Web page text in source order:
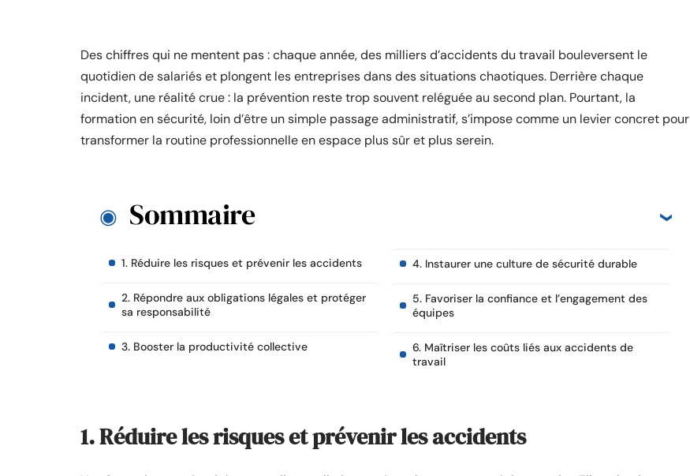
Des chiffres qui ne mentent pas : chaque année, des milliers d’accidents du travail bouleversent le
quotidien de salariés et plongent les entreprises dans des situations chaotiques. Derrière chaque
incident, une réalité crue : la prévention reste trop souvent reléguée au second plan. Pourtant, la
formation en sécurité, loin d’être un simple passage administratif, s’impose comme un levier concret pour
transformer la routine professionnelle en espace plus sûr et plus serein.
Sommaire
1. Réduire les risques et prévenir les accidents
2. Répondre aux obligations légales et protéger
sa responsabilité
3. Booster la productivité collective
4. Instaurer une culture de sécurité durable
5. Favoriser la confiance et l’engagement des
équipes
6. Maîtriser les coûts liés aux accidents de
travail
1. Réduire les risques et prévenir les accidents